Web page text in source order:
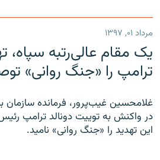
مرداد ۰۱, ۱۳۹۷
یک مقام عالی‌رتبه سپاه،
ترامپ را «جنگ روانی»
غلامحسین غیب‌پرور، فرمانده
در واکنش به توییت دونالد ترامپ
این تهدید را «جنگ روانی» نامید.